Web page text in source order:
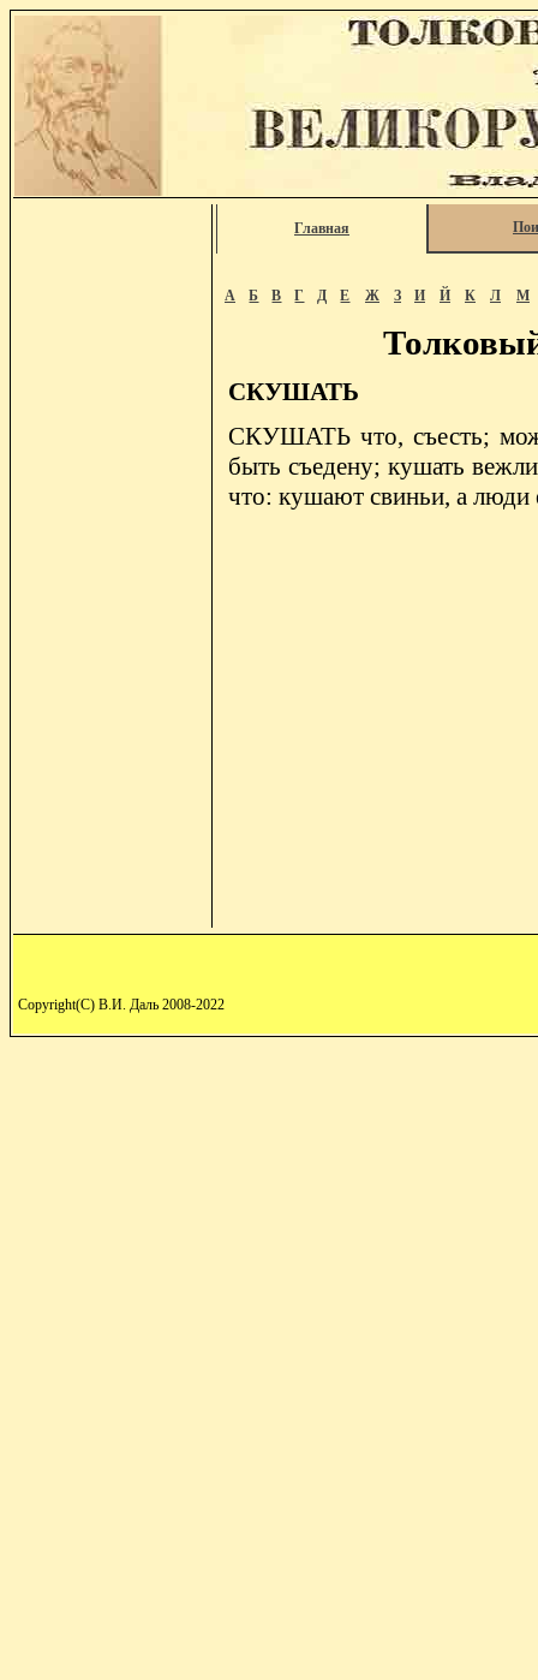
Главная
А Б В Г Д Е Ж З И Й К Л М
СКУШАТЬ
СКУШАТЬ что, съесть;
быть съедену; кушать
что: кушают свиньи, а люди
Copyright(C) В.И. Даль 2008-2022